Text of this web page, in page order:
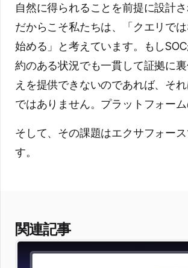
自然に得られることを前提に設計さ
だからこそ私たちは、「クエリで
始める」と考えています。もし
約のある状況でも一貫して証拠に
えを提供できないのであれば、そ
ではありません。プラットフォーム
そして、その課題はエクサフォー
す。
関連記事